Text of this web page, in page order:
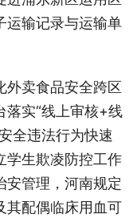
运输记录与运输单
外卖食品安全跨区
落实“线上审核+线
全违法行为快速
学生欺凌防控工作
安管理，河南规定
其配偶临床用血可